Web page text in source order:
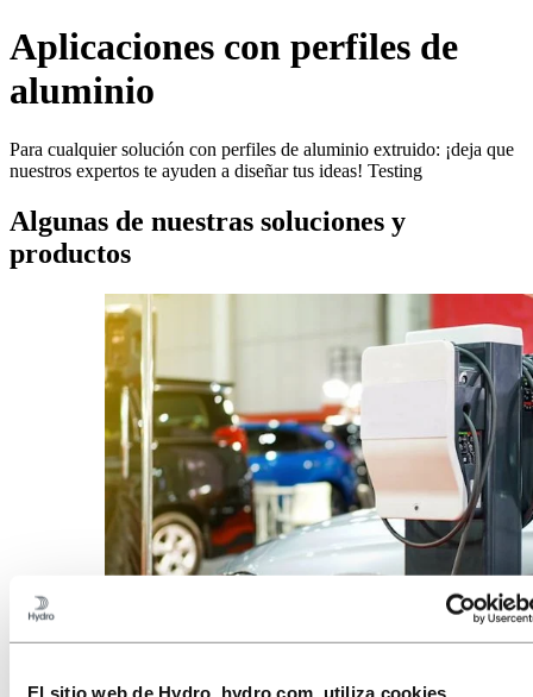
El sitio web de Hydro, hydro.com, utiliza cookies.
Aplicaciones con perfiles de
aluminio
Para cualquier solución con perfiles de aluminio extruido: ¡deja que
nuestros expertos te ayuden a diseñar tus ideas! Testing
Algunas de nuestras soluciones y
productos
recarga eléctrica